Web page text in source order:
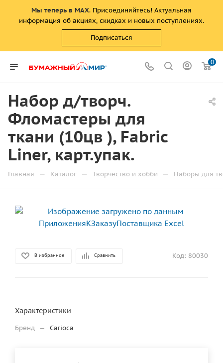
Мы теперь в MAX. Присоединяйтесь! Актуальная
информация об акциях, скидках и новых поступлениях.
Подписаться
0
Набор д/творч.
Фломастеры для
ткани (10цв ), Fabric
Liner, карт.упак.
Главная — Каталог — Творчество и хобби — Наборы для
В избранное Сравнить Код: 80030
Характеристики
Бренд — Carioca